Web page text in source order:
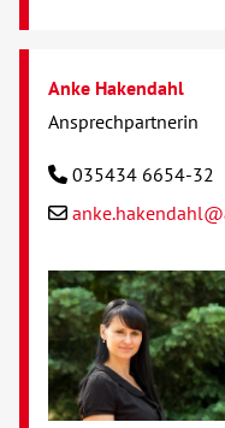
Anke Hakendahl
Ansprechpartnerin
035434 6654-32